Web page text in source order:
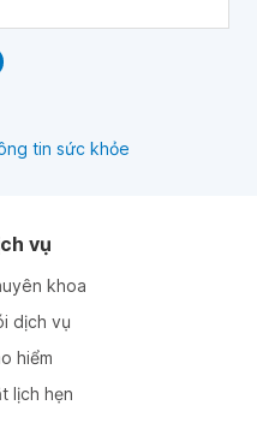
tin sức khỏe
vụ
khoa
dịch vụ
hiểm
lịch hẹn